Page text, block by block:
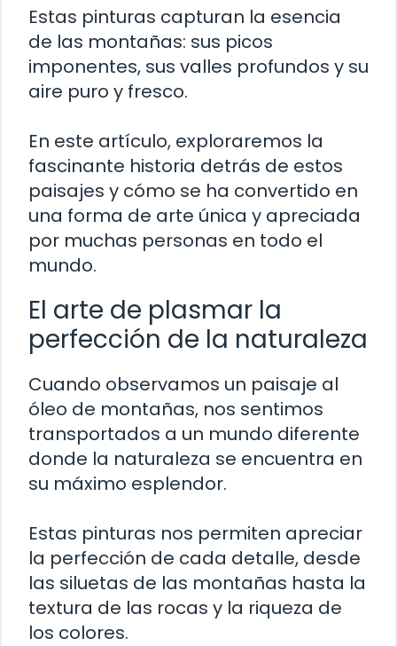
Estas pinturas capturan la esencia
de las montañas: sus picos
imponentes, sus valles profundos y su
aire puro y fresco.
En este artículo, exploraremos la
fascinante historia detrás de estos
paisajes y cómo se ha convertido en
una forma de arte única y apreciada
por muchas personas en todo el
mundo.
El arte de plasmar la
perfección de la naturaleza
Cuando observamos un paisaje al
óleo de montañas, nos sentimos
transportados a un mundo diferente
donde la naturaleza se encuentra en
su máximo esplendor.
Estas pinturas nos permiten apreciar
la perfección de cada detalle, desde
las siluetas de las montañas hasta la
textura de las rocas y la riqueza de
los colores.